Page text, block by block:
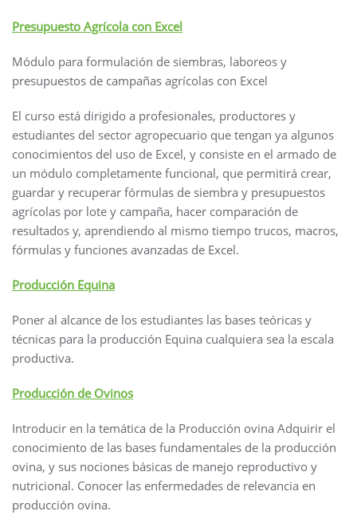
Presupuesto Agrícola con Excel
Módulo para formulación de siembras, laboreos y
presupuestos de campañas agrícolas con Excel
El curso está dirigido a profesionales, productores y
estudiantes del sector agropecuario que tengan ya algunos
conocimientos del uso de Excel, y consiste en el armado de
un módulo completamente funcional, que permitirá crear,
guardar y recuperar fórmulas de siembra y presupuestos
agrícolas por lote y campaña, hacer comparación de
resultados y, aprendiendo al mismo tiempo trucos, macros,
fórmulas y funciones avanzadas de Excel.
Producción Equina
Poner al alcance de los estudiantes las bases teóricas y
técnicas para la producción Equina cualquiera sea la escala
productiva.
Producción de Ovinos
Introducir en la temática de la Producción ovina Adquirir el
conocimiento de las bases fundamentales de la producción
ovina, y sus nociones básicas de manejo reproductivo y
nutricional. Conocer las enfermedades de relevancia en
producción ovina.